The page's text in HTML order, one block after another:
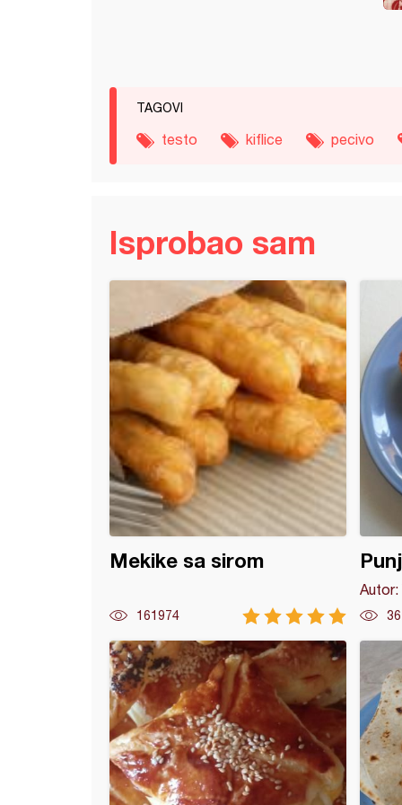
TAGOVI
testo kiflice pecivo
Isprobao sam
Mekike sa sirom
161974
Autor: